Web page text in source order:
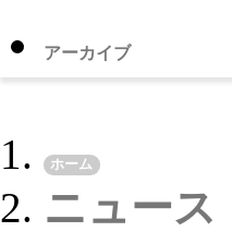
アーカイブ
ホーム
ニュース